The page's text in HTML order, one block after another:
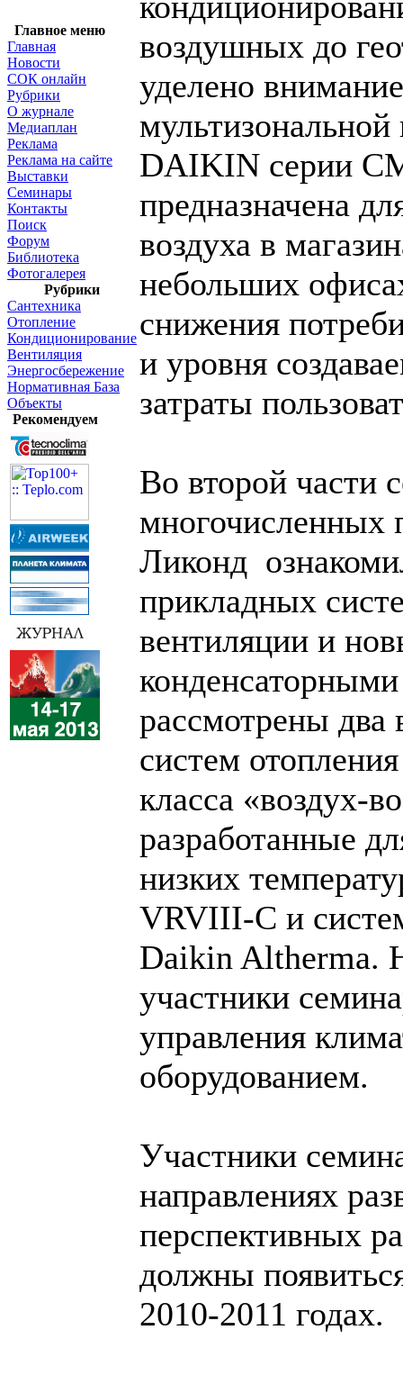
Главное меню
Главная
Новости
СОК онлайн
Рубрики
О журнале
Медиаплан
Реклама
Реклама на сайте
Выставки
Семинары
Контакты
Поиск
Форум
Библиотека
Фотогалерея
Рубрики
Сантехника
Отопление
Кондиционирование
Вентиляция
Энергосбережение
Нормативная База
Объекты
Рекомендуем
воздушных до
уделено
DAIKIN серии
предназначена
воздуха в
небольших
снижения
и уровня
затраты
Во второй части
многочисленных
Ликонд
прикладных
вентиляции и
рассмотрены два
систем
класса «воздух-
разработанные
низких
VRVIII-C и
Daikin Altherma.
участники
управления
оборудованием.
Участники
направлениях
перспективных
должны
2010-2011 годах.